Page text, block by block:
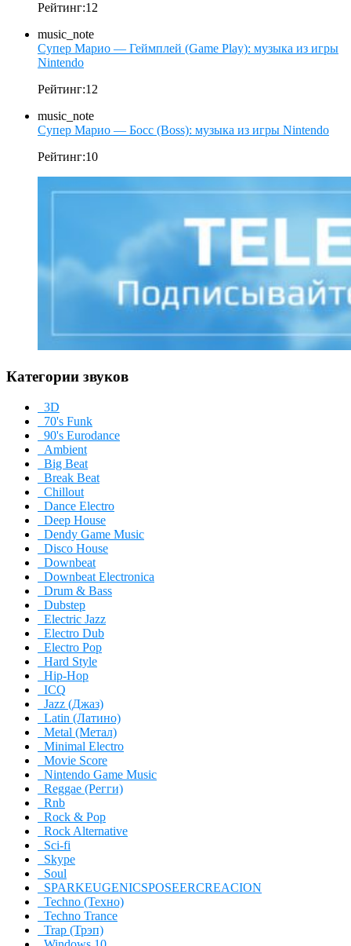
Рейтинг:12
music_note
Супер Марио — Геймплей (Game Play): музыка из игры
Nintendo
Рейтинг:12
music_note
Супер Марио — Босс (Boss): музыка из игры Nintendo
Рейтинг:10
Категории звуков
3D
70's Funk
90's Eurodance
Ambient
Big Beat
Break Beat
Chillout
Dance Electro
Deep House
Dendy Game Music
Disco House
Downbeat
Downbeat Electronica
Drum & Bass
Dubstep
Electric Jazz
Electro Dub
Electro Pop
Hard Style
Hip-Hop
ICQ
Jazz (Джаз)
Latin (Латино)
Metal (Метал)
Minimal Electro
Movie Score
Nintendo Game Music
Reggae (Регги)
Rnb
Rock & Pop
Rock Alternative
Sci-fi
Skype
Soul
SPARKEUGENICSPOSEERCREACION
Techno (Техно)
Techno Trance
Trap (Трэп)